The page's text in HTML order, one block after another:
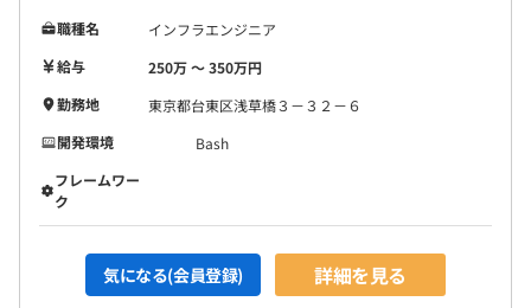
職種名
インフラエンジニア
給与
250万 〜 350万円
勤務地
東京都台東区浅草橋３－３２－６
開発環境
Bash
フレームワー
ク
気になる(会員登録) 詳細を見る